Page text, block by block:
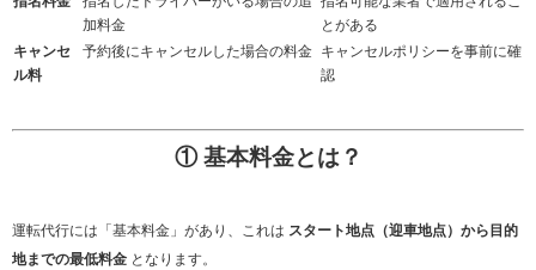
加料金
とがある
キャンセ
ル料
予約後にキャンセルした場合の料金 キャンセルポリシーを事前に確
認
① 基本料金とは？
運転代行には「基本料金」があり、これは スタート地点（迎車地点）から目的
地までの最低料金 となります。